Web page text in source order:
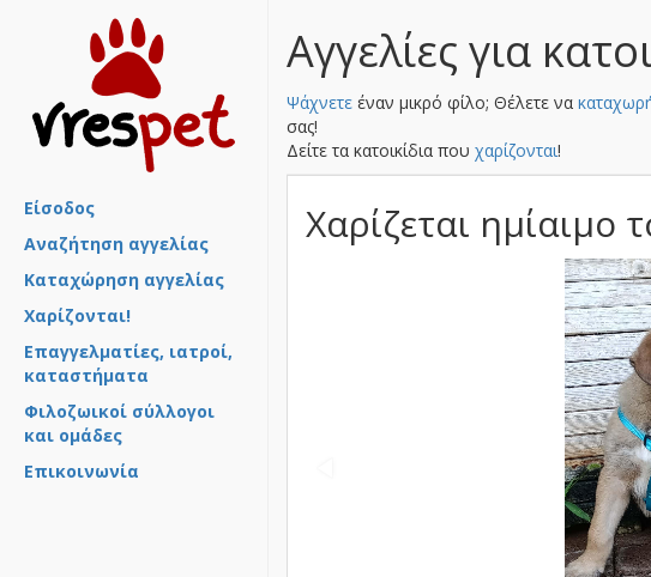
Είσοδος
Αναζήτηση αγγελίας
Καταχώρηση αγγελίας
Χαρίζονται!
Επαγγελματίες, ιατροί,
καταστήματα
Φιλοζωικοί σύλλογοι
και ομάδες
Επικοινωνία
Αγγελίες για
Ψάχνετε έναν μικρό φίλο; Θέλετε να
σας!
Δείτε τα κατοικίδια που χαρίζονται!
Χαρίζεται ημίαιμο